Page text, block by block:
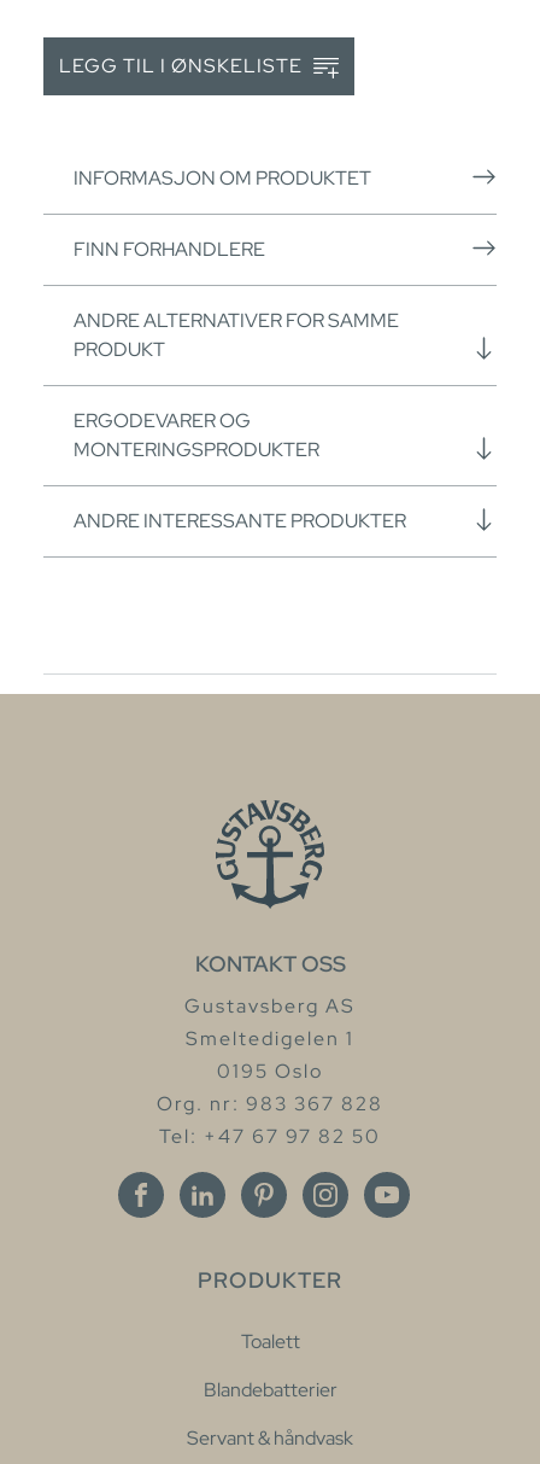
LEGG TIL I ØNSKELISTE
INFORMASJON OM PRODUKTET
FINN FORHANDLERE
ANDRE ALTERNATIVER FOR SAMME
PRODUKT
ERGODEVARER OG
MONTERINGSPRODUKTER
ANDRE INTERESSANTE PRODUKTER
KONTAKT OSS
Gustavsberg AS
Smeltedigelen 1
0195 Oslo
Org. nr: 983 367 828
Tel: +47 67 97 82 50
PRODUKTER
Toalett
Blandebatterier
Servant & håndvask